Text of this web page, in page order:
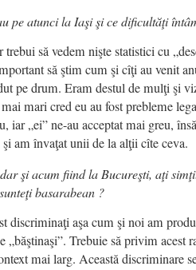
pe atunci la Iaşi şi ce dificultăţi
să vedem nişte statistici cu
să ştim cum şi cîţi au venit
pe drum. Eram destul de mulţi şi
mari cred eu au fost prebleme
iar „ei” ne-au acceptat mai greu,
am învaţat unii de la alţii cîte ceva.
şi acum fiind la Bucureşti, aţi
basarabean ?
discriminaţi aşa cum şi noi am
„băştinaşi”. Trebuie să privim acest
mai larg. Această discriminare